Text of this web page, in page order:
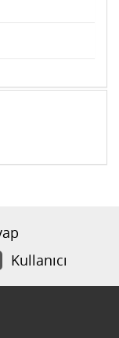
Kullanıcı